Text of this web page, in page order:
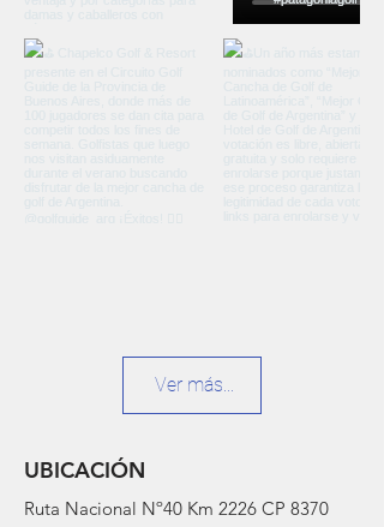
Ver más...
UBICACIÓN
Ruta Nacional Nº40 Km 2226 CP 8370